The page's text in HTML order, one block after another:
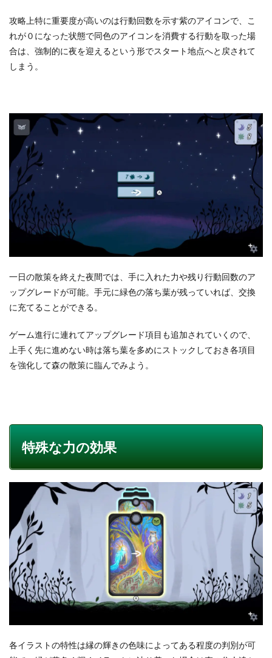
攻略上特に重要度が高いのは行動回数を示す紫のアイコンで、こ
れが０になった状態で同色のアイコンを消費する行動を取った場
合は、強制的に夜を迎えるという形でスタート地点へと戻されて
しまう。
一日の散策を終えた夜間では、手に入れた力や残り行動回数のア
ップグレードが可能。手元に緑色の落ち葉が残っていれば、交換
に充てることができる。
ゲーム進行に連れてアップグレード項目も追加されていくので、
上手く先に進めない時は落ち葉を多めにストックしておき各項目
を強化して森の散策に臨んでみよう。
特殊な力の効果
各イラストの特性は縁の輝きの色味によってある程度の判別が可